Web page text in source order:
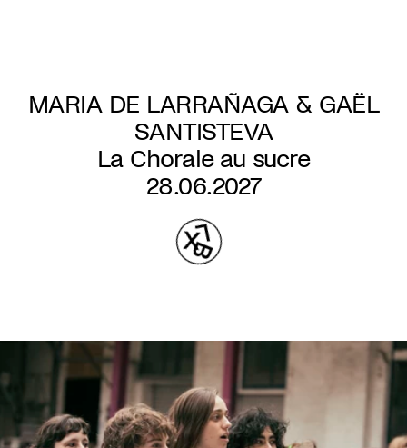
MARIA DE LARRAÑAGA & GAËL
SANTISTEVA
La Chorale au sucre
28.06.2027